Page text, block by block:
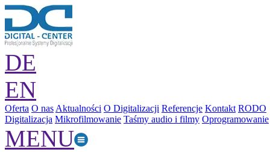
DE
EN
Oferta O nas Aktualności O Digitalizacji Referencje Kontakt RODO
Digitalizacja Mikrofilmowanie Taśmy audio i filmy Oprogramowanie
MENU